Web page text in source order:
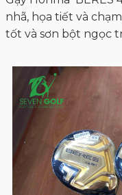
nhã, họa tiết và
tốt và sơn bột ngọc